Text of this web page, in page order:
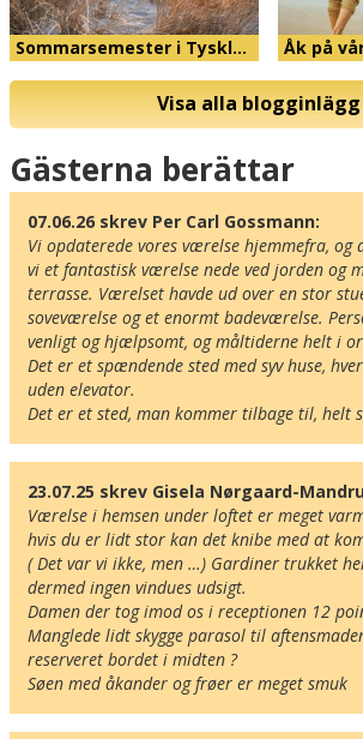
Sommarsemester i Tyskl… Åk på
Visa alla
Karta
Gästerna berättar
07.06.26 skrev Per Carl Gossmann:
Vi opdaterede vores værelse hjemmefra, og
vi et fantastisk værelse nede ved jorden og
terrasse. Værelset havde ud over en stor
soveværelse og et enormt badeværelse.
venligt og hjælpsomt, og måltiderne helt i
Det er et spændende sted med syv huse,
uden elevator.
Det er et sted, man kommer tilbage til, helt
23.07.25 skrev Gisela Nørgaard-
Værelse i hemsen under loftet er meget
hvis du er lidt stor kan det knibe med at
( Det var vi ikke, men …) Gardiner trukket
dermed ingen vindues udsigt.
Damen der tog imod os i receptionen 12
Manglede lidt skygge parasol til
reserveret bordet i midten ?
Søen med åkander og frøer er meget smuk